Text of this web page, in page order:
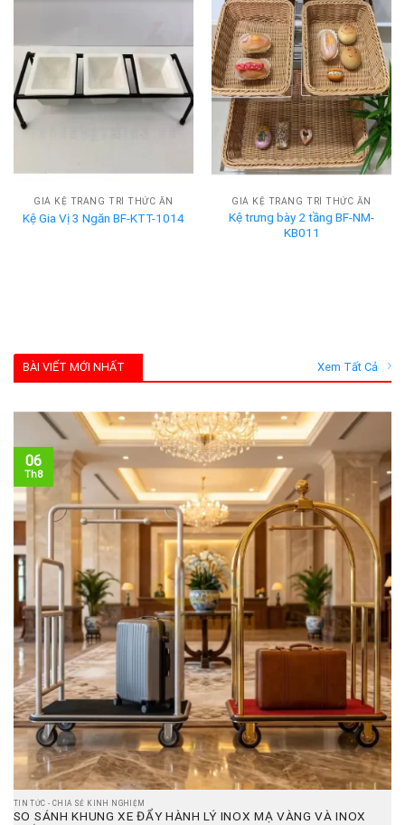
GIÁ KỆ TRANG TRÍ THỨC ĂN
Kệ Gia Vị 3 Ngăn BF-KTT-1014
GIÁ KỆ TRANG TRÍ THỨC ĂN
Kệ trưng bày 2 tầng BF-NM-
KB011
BÀI VIẾT MỚI NHẤT Xem Tất Cả
TIN TỨC - CHIA SẺ KINH NGHIỆM
SO SÁNH KHUNG XE ĐẨY HÀNH LÝ INOX MẠ VÀNG VÀ INOX
06
Th8